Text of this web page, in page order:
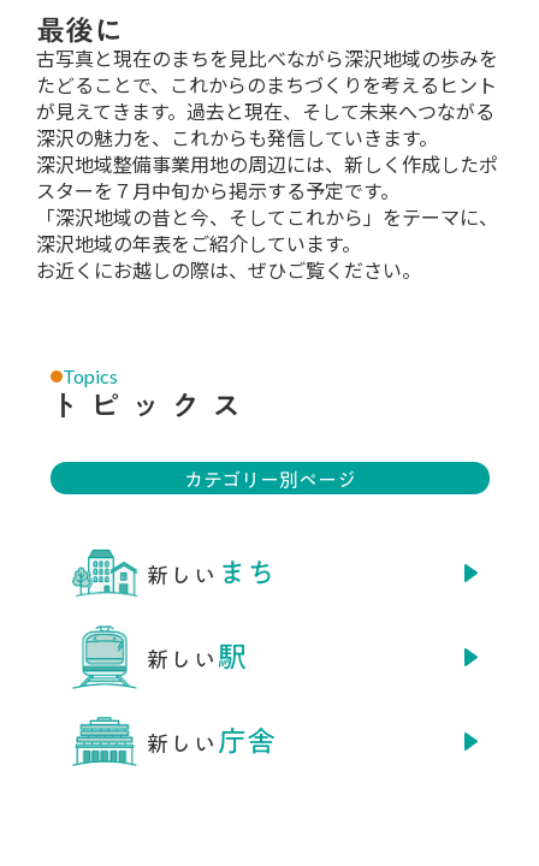
トピックス
Topics
カテゴリー別ページ
新しい まち
新しい駅
新しい庁舎
最後に
古写真と現在のまちを見比べながら深沢地域の歩みを
たどることで、これからのまちづくりを考えるヒント
が見えてきます。過去と現在、そして未来へつながる
深沢の魅力を、これからも発信していきます。
深沢地域整備事業用地の周辺には、新しく作成したポ
スターを７月中旬から掲示する予定です。
「深沢地域の昔と今、そしてこれから」をテーマに、
深沢地域の年表をご紹介しています。
お近くにお越しの際は、ぜひご覧ください。